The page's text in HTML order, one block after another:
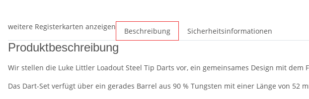
weitere Registerkarten anzeigen Beschreibung Sicherheitsinformationen
Produktbeschreibung
Wir stellen die Luke Littler Loadout Steel Tip Darts vor, ein gemeinsames Design mit dem
Das Dart-Set verfügt über ein gerades Barrel aus 90 % Tungsten mit einer Länge von